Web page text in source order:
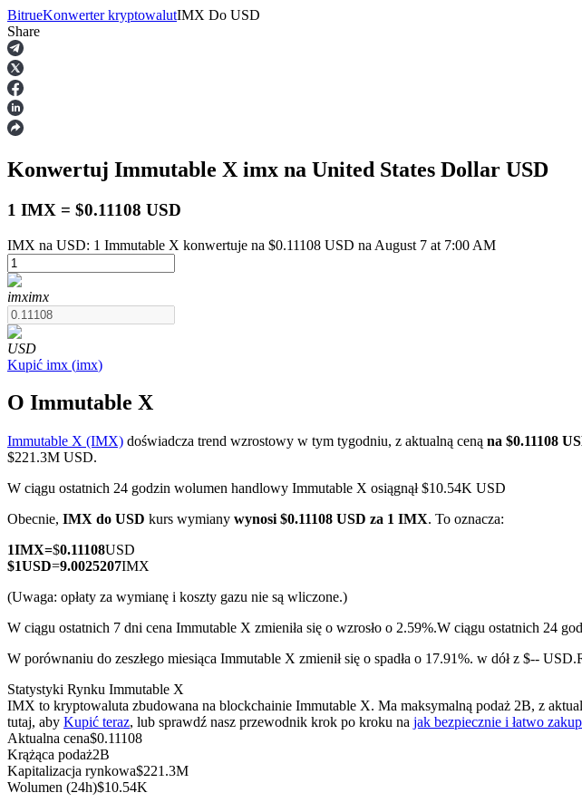
Kontrakty terminowe
Kontrakty terminowe na USDT
Kontrakty futures wykorzystujące USDT jako zabezpieczenie
Kontrakty terminowe COIN-M
Kontrakty terminowe na kryptowaluty
BitrueKonwerter kryptowalutIMX Do USD
Share
Konwertuj Immutable X imx na United States Dollar USD
1 IMX = $0.11108 USD
IMX na USD: 1 Immutable X konwertuje na $0.11108 USD na August 7 at 7:00 AM
imximx
USD
Kupić imx (imx)
O Immutable X
Immutable X (IMX) doświadcza trend wzrostowy w tym tygodniu, z aktualną ceną na $0.11108
$221.3M USD.
W ciągu ostatnich 24 godzin wolumen handlowy Immutable X osiągnął $10.54K USD
Obecnie, IMX do USD kurs wymiany wynosi $0.11108 USD za 1 IMX. To oznacza:
1IMX=$0.11108USD
$1USD=9.0025207IMX
(Uwaga: opłaty za wymianę i koszty gazu nie są wliczone.)
W ciągu ostatnich 7 dni cena Immutable X zmieniła się o wzrosło o 2.59%.W ciągu ostatnich 24
W porównaniu do zeszłego miesiąca Immutable X zmienił się o spadła o 17.91%. w dół z $-- USD.
Statystyki Rynku Immutable X
IMX to kryptowaluta zbudowana na blockchainie Immutable X. Ma maksymalną podaż 2B, z
tutaj, aby Kupić teraz, lub sprawdź nasz przewodnik krok po kroku na jak bezpiecznie i łatwo
Aktualna cena$0.11108
Krążąca podaż2B
Kapitalizacja rynkowa$221.3M
Wolumen (24h)$10.54K